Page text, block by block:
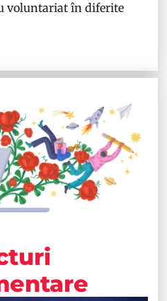
voluntariat în diferite